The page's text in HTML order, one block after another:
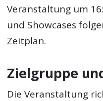
Veranstaltung um
und Showcases
Zeitplan.
Zielgruppe
Die Veranstaltung